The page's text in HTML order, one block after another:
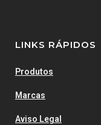
LINKS RÁPIDOS
Produtos
Marcas
Aviso Legal